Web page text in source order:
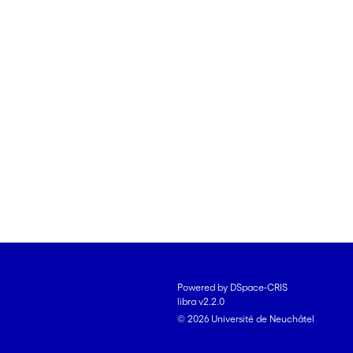
Powered by DSpace-CRIS
libra v2.2.0
© 2026 Université de Neuchâtel